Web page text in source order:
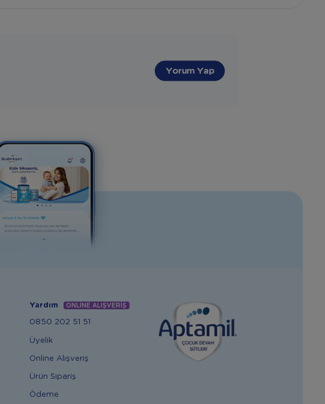
Yorum Yap
Yardım ONLİNE ALIŞVERİŞ
0850 202 51 51
Üyelik
Online Alışveriş
Ürün Sipariş
Ödeme